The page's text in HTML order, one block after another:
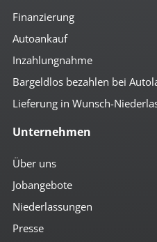
Finanzierung
Autoankauf
Inzahlungnahme
Bargeldlos bezahlen bei
Lieferung in Wunsch-
Unternehmen
Über uns
Jobangebote
Niederlassungen
Presse